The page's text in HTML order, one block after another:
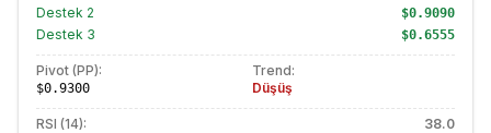
Destek 2 $0.9090
Destek 3 $0.6555
Pivot (PP):
$0.9300
Trend:
Düşüş
RSI (14): 38.0